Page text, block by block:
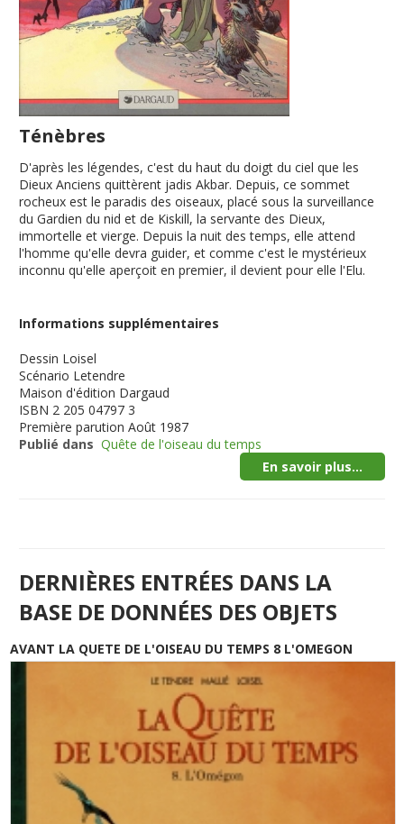
Ténèbres
D'après les légendes, c'est du haut du doigt du ciel que les
Dieux Anciens quittèrent jadis Akbar. Depuis, ce sommet
rocheux est le paradis des oiseaux, placé sous la surveillance
du Gardien du nid et de Kiskill, la servante des Dieux,
immortelle et vierge. Depuis la nuit des temps, elle attend
l'homme qu'elle devra guider, et comme c'est le mystérieux
inconnu qu'elle aperçoit en premier, il devient pour elle l'Elu.
Informations supplémentaires
Dessin Loisel
Scénario Letendre
Maison d'édition Dargaud
ISBN 2 205 04797 3
Première parution Août 1987
Publié dans Quête de l'oiseau du temps
En savoir plus...
DERNIÈRES ENTRÉES DANS LA
BASE DE DONNÉES DES OBJETS
AVANT LA QUETE DE L'OISEAU DU TEMPS 8 L'OMEGON